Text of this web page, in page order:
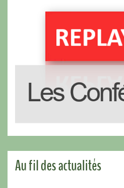
Au fil des actualités